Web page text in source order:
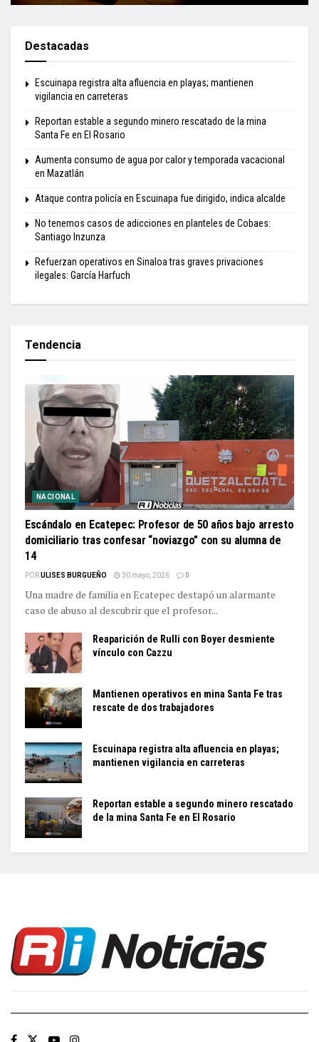
Destacadas
Escuinapa registra alta afluencia en playas; mantienen
vigilancia en carreteras
Reportan estable a segundo minero rescatado de la mina
Santa Fe en El Rosario
Aumenta consumo de agua por calor y temporada vacacional
en Mazatlán
Ataque contra policía en Escuinapa fue dirigido, indica alcalde
No tenemos casos de adicciones en planteles de Cobaes:
Santiago Inzunza
Refuerzan operativos en Sinaloa tras graves privaciones
ilegales: García Harfuch
Tendencia
NACIONAL
Escándalo en Ecatepec: Profesor de 50 años bajo arresto
domiciliario tras confesar “noviazgo” con su alumna de
14
PORULISES BURGUEÑO 30 mayo, 2026 0
Una madre de familia en Ecatepec destapó un alarmante
caso de abuso al descubrir que el profesor...
Reaparición de Rulli con Boyer desmiente
vínculo con Cazzu
Mantienen operativos en mina Santa Fe tras
rescate de dos trabajadores
Escuinapa registra alta afluencia en playas;
mantienen vigilancia en carreteras
Reportan estable a segundo minero rescatado
de la mina Santa Fe en El Rosario